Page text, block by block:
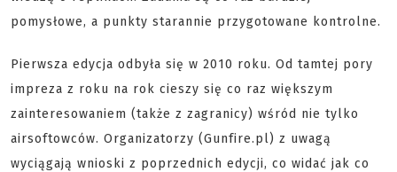
pomysłowe, a punkty starannie przygotowane kontrolne.
Pierwsza edycja odbyła się w 2010 roku. Od tamtej pory
impreza z roku na rok cieszy się co raz większym
zainteresowaniem (także z zagranicy) wśród nie tylko
airsoftowców. Organizatorzy (Gunfire.pl) z uwagą
wyciągają wnioski z poprzednich edycji, co widać jak co